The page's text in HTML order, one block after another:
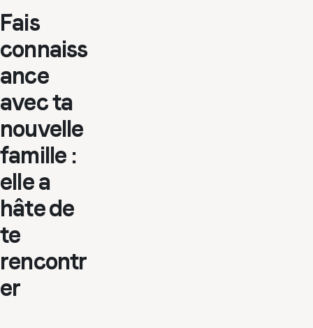
Fais
connaiss
ance
avec ta
nouvelle
famille :
elle a
hâte de
te
rencontr
er